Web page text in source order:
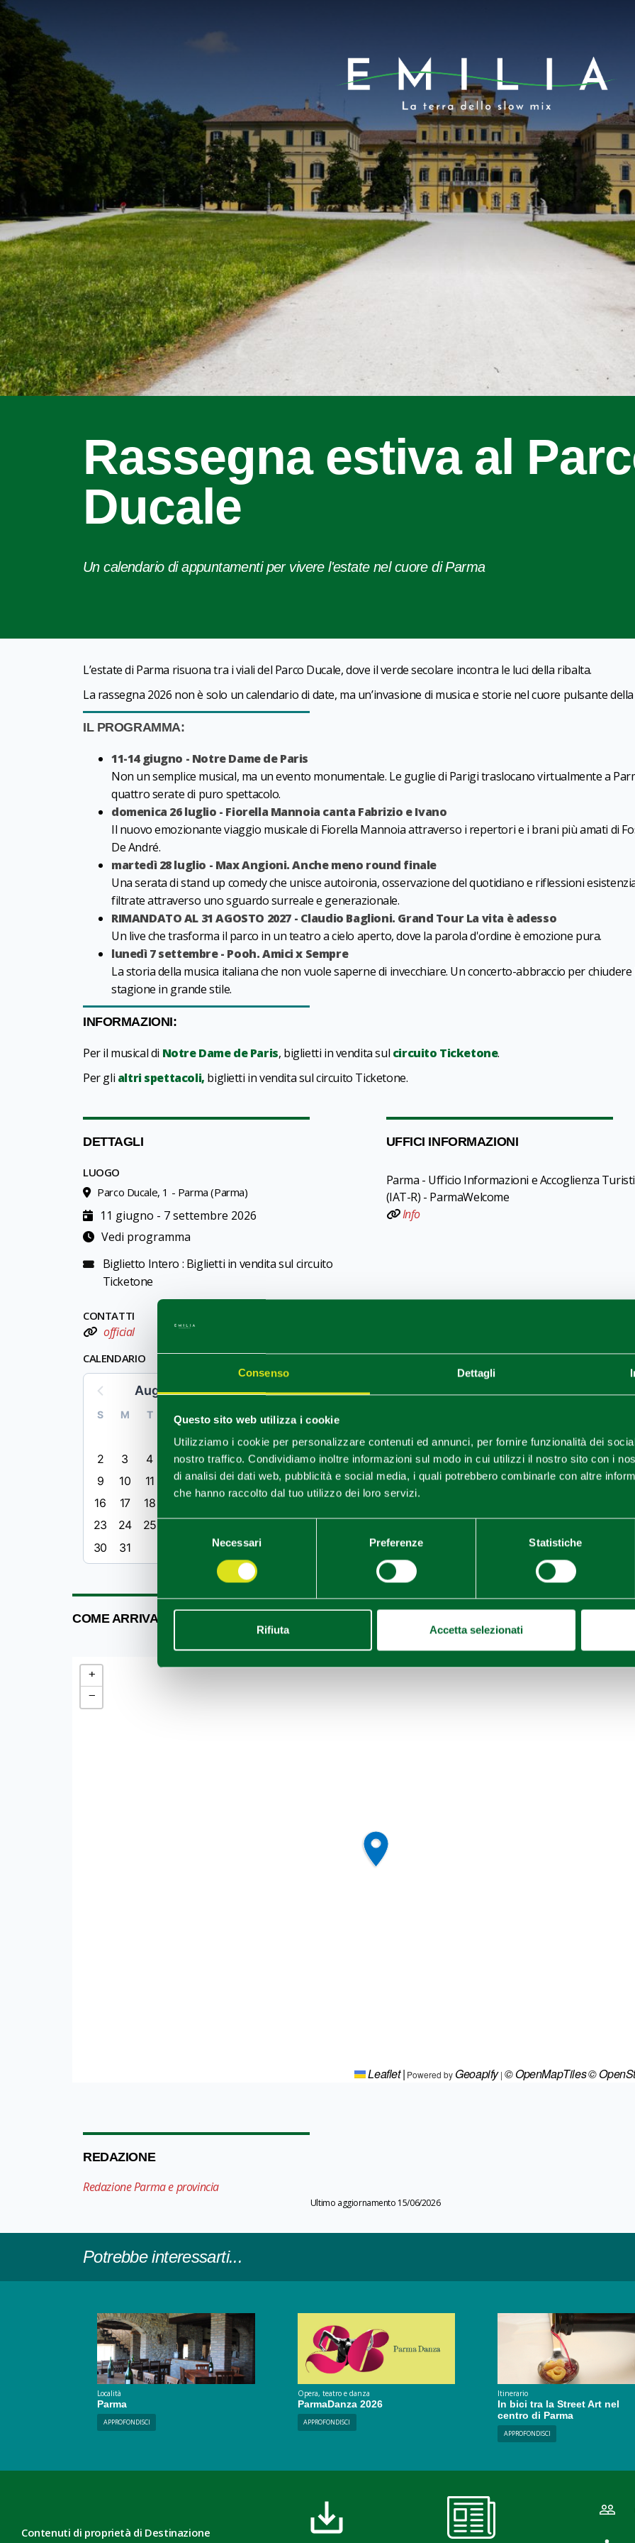
Consenso Dettagli
Questo sito web utilizza i cookie
Utilizziamo i cookie per personalizzare contenuti ed annunci, per fornire funzionalità dei
nostro traffico. Condividiamo inoltre informazioni sul modo in cui utilizzi il nostro sito con i
di analisi dei dati web, pubblicità e social media, i quali potrebbero combinarle con altre
che hanno raccolto dal tuo utilizzo dei loro servizi.
Necessari Preferenze Statistiche
Rifiuta Accetta selezionati
Rassegna estiva al
Ducale
Un calendario di appuntamenti per vivere l'estate nel cuore di Parma
L’estate di Parma risuona tra i viali del Parco Ducale, dove il verde secolare incontra le luci della ribalta.
La rassegna 2026 non è solo un calendario di date, ma un’invasione di musica e storie nel cuore pulsante della
IL PROGRAMMA:
11-14 giugno - Notre Dame de Paris
Non un semplice musical, ma un evento monumentale. Le guglie di Parigi traslocano virtualmente a
quattro serate di puro spettacolo.
domenica 26 luglio - Fiorella Mannoia canta Fabrizio e Ivano
Il nuovo emozionante viaggio musicale di Fiorella Mannoia attraverso i repertori e i brani più amati di
De André.
martedì 28 luglio - Max Angioni. Anche meno round finale
Una serata di stand up comedy che unisce autoironia, osservazione del quotidiano e riflessioni
filtrate attraverso uno sguardo surreale e generazionale.
RIMANDATO AL 31 AGOSTO 2027 - Claudio Baglioni. Grand Tour La vita è adesso
Un live che trasforma il parco in un teatro a cielo aperto, dove la parola d'ordine è emozione pura.
lunedì 7 settembre - Pooh. Amici x Sempre
La storia della musica italiana che non vuole saperne di invecchiare. Un concerto-abbraccio per chiudere
stagione in grande stile.
INFORMAZIONI:
Per il musical di Notre Dame de Paris, biglietti in vendita sul circuito Ticketone.
Per gli altri spettacoli, biglietti in vendita sul circuito Ticketone.
DETTAGLI
LUOGO
Parco Ducale, 1 - Parma (Parma)
11 giugno - 7 settembre 2026
Vedi programma
Biglietto Intero : Biglietti in vendita sul circuito
Ticketone
CONTATTI
official
CALENDARIO
August 2026
S M T W T F S
1
2
3 4 5 6 7
8
9
10 11 12 13 14
15
16
17 18
23
24 25
30
31
UFFICI INFORMAZIONI
Parma - Ufficio Informazioni e Accoglienza
(IAT-R) - ParmaWelcome
Info
COME ARRIVARE
+
−
Leaflet| Powered by Geoapify| © OpenMapTiles©
REDAZIONE
Redazione Parma e provincia
Ultimo aggiornamento 15/06/2026
Potrebbe interessarti...
Località
Parma
APPROFONDISCI
Opera, teatro e danza
ParmaDanza 2026
APPROFONDISCI
Itinerario
In bici tra la Street Art nel
centro di Parma
APPROFONDISCI
Contenuti di proprietà di Destinazione